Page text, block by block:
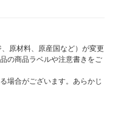
原材料、原産国など）が変更
の商品ラベルや注意書きをご
場合がございます。あらかじ